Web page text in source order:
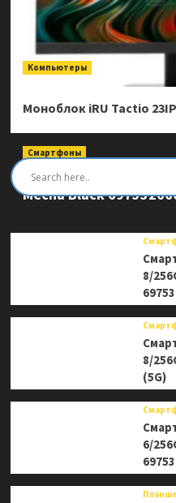
Компьютеры
Моноблок iRU Tactio 23IP
Смартфоны
Смартфон Ulefone
Mecha Black
8/
8/
(5G)
6/